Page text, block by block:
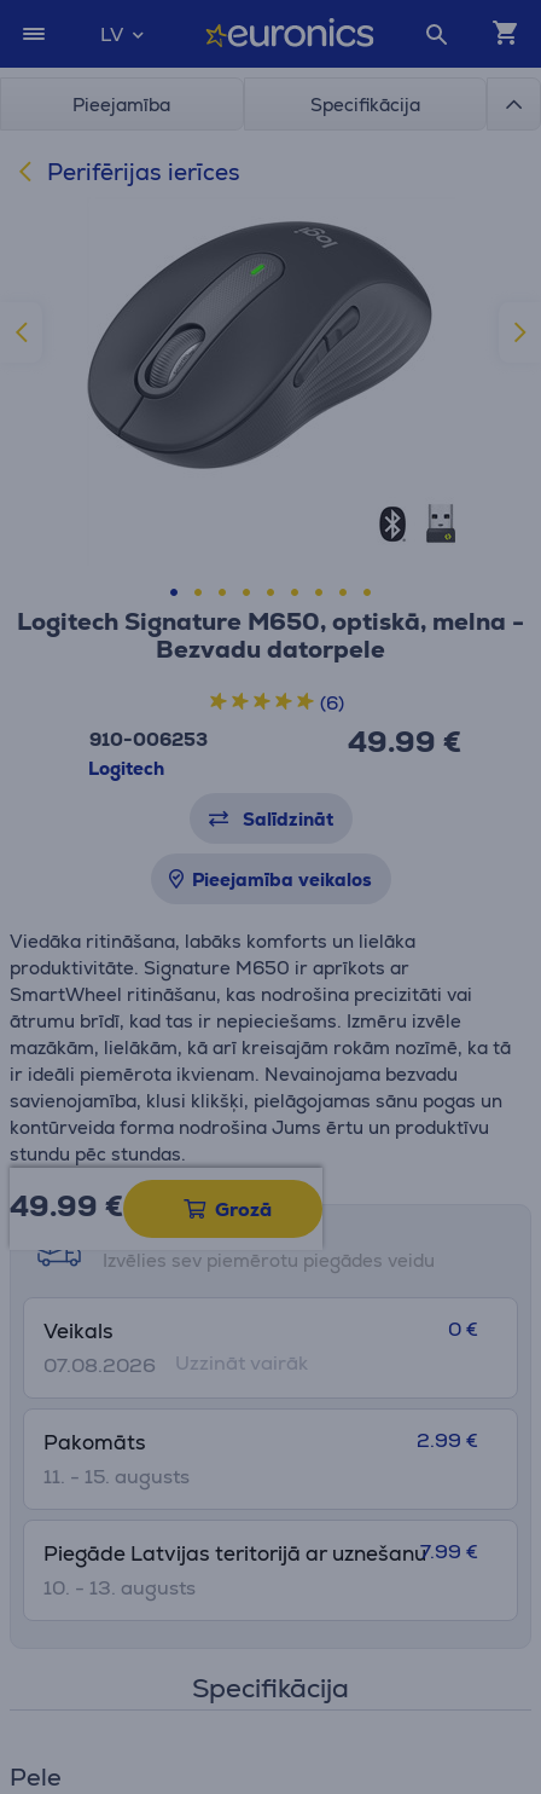
LV
Pieejamība Specifikācija
Perifērijas ierīces
Logitech Signature M650, optiskā, melna -
Bezvadu datorpele
910-006253
Logitech
49.99 €
(6)
Salīdzināt
Pieejamība veikalos
Viedāka ritināšana, labāks komforts un lielāka
produktivitāte. Signature M650 ir aprīkots ar
SmartWheel ritināšanu, kas nodrošina precizitāti vai
ātrumu brīdī, kad tas ir nepieciešams. Izmēru izvēle
mazākām, lielākām, kā arī kreisajām rokām nozīmē, ka tā
ir ideāli piemērota ikvienam. Nevainojama bezvadu
savienojamība, klusi klikšķi, pielāgojamas sānu pogas un
kontūrveida forma nodrošina Jums ērtu un produktīvu
stundu pēc stundas.
49.99 € Grozā
Saņemšanas iespējas
Izvēlies sev piemērotu piegādes veidu
Veikals
07.08.2026
0 €
Uzzināt vairāk
Pakomāts
11. - 15. augusts
2.99 €
Piegāde Latvijas teritorijā ar uznešanu
10. - 13. augusts
7.99 €
Specifikācija
Pele